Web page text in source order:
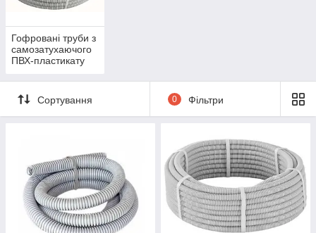
Гофровані труби з
самозатухаючого
ПВХ-пластикату
Сортування 0 Фільтри